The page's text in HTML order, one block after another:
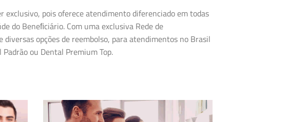
exclusivo, pois oferece atendimento diferenciado em todas
do Beneﬁciário. Com uma exclusiva Rede de
opções de reembolso, para atendimentos no Brasil
ou Dental Premium Top.